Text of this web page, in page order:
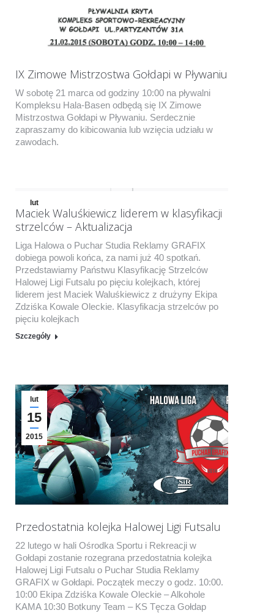
IX Zimowe Mistrzostwa Gołdapi w Pływaniu
W sobotę 21 marca od godziny 10:00 na pływalni
Kompleksu Hala-Basen odbędą się IX Zimowe
Mistrzostwa Gołdapi w Pływaniu. Serdecznie
zapraszamy do kibicowania lub wzięcia udziału w
zawodach.
lut
16
2015
Maciek Waluśkiewicz liderem w klasyfikacji
strzelców – Aktualizacja
Liga Halowa o Puchar Studia Reklamy GRAFIX
dobiega powoli końca, za nami już 40 spotkań.
Przedstawiamy Państwu Klasyfikację Strzelców
Halowej Ligi Futsalu po pięciu kolejkach, której
liderem jest Maciek Waluśkiewicz z drużyny Ekipa
Zdziśka Kowale Oleckie. Klasyfikacja strzelców po
pięciu kolejkach
Szczegóły
lut
15
2015
Przedostatnia kolejka Halowej Ligi Futsalu
22 lutego w hali Ośrodka Sportu i Rekreacji w
Gołdapi zostanie rozegrana przedostatnia kolejka
Halowej Ligi Futsalu o Puchar Studia Reklamy
GRAFIX w Gołdapi. Początek meczy o godz. 10:00.
10:00 Ekipa Zdziśka Kowale Oleckie – Alkohole
KAMA 10:30 Botkuny Team – KS Tęcza Gołdap